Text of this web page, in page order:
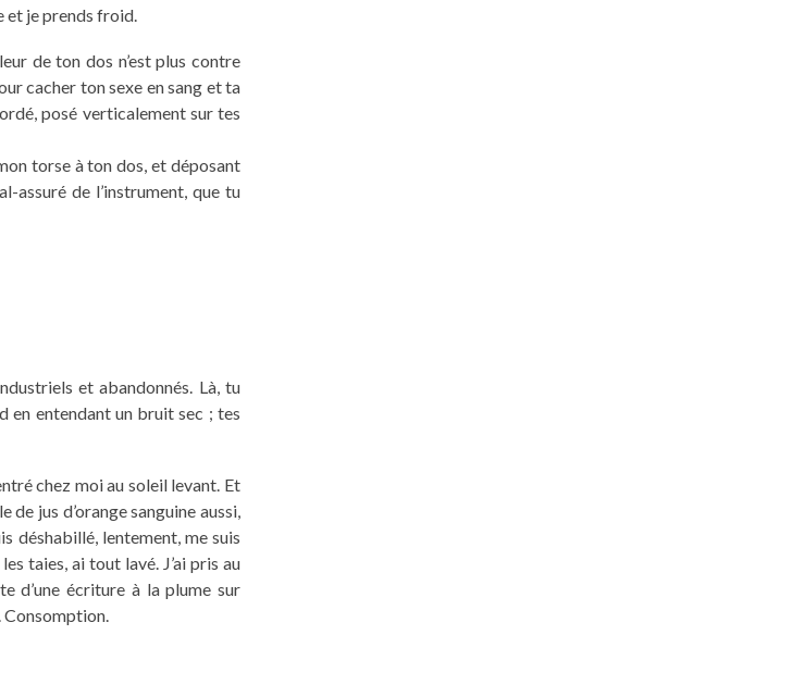
et je prends froid.
de ton dos n’est plus contre
cacher ton sexe en sang et ta
posé verticalement sur tes
torse à ton dos, et déposant
assuré de l’instrument, que tu
et abandonnés. Là, tu
en entendant un bruit sec ; tes
chez moi au soleil levant. Et
jus d’orange sanguine aussi,
déshabillé, lentement, me suis
taies, ai tout lavé. J’ai pris au
d’une écriture à la plume sur
Consomption.